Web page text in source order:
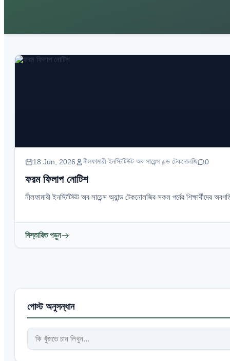
18 Jun, 2026 নীলফামারী ইনস্টিটিউট অব সায়েন্স এন্ড টেকনোলজি 0
ফরম ফিলাপ নোটিশ
নীলফামারী ইনস্টিটিউট অব সায়েন্স অ্যান্ড টেকনোলজির সকল পর্বের শিক্ষার্থীদের
বিস্তারিত পড়ুন
পোস্ট অনুসন্ধান